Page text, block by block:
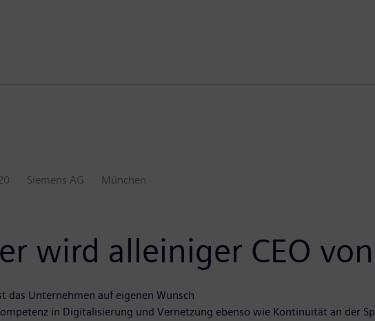
Siemens AG München
wird alleiniger CEO
das Unternehmen auf eigenen Wunsch
in Digitalisierung und Vernetzung ebenso wie Kontinuität an der